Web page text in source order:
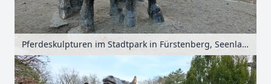
Pferdeskulpturen im Stadtpark in Fürstenberg, Seenland Oder-Spree, Brandenburg, Deutschland